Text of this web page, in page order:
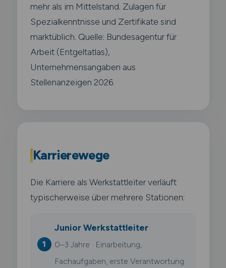
mehr als im Mittelstand. Zulagen für
Spezialkenntnisse und Zertifikate sind
marktüblich. Quelle: Bundesagentur für
Arbeit (Entgeltatlas),
Unternehmensangaben aus
Stellenanzeigen 2026.
Karrierewege
Die Karriere als Werkstattleiter verläuft
typischerweise über mehrere Stationen:
Junior Werkstattleiter
0–3 Jahre · Einarbeitung,
Fachaufgaben, erste Verantwortung